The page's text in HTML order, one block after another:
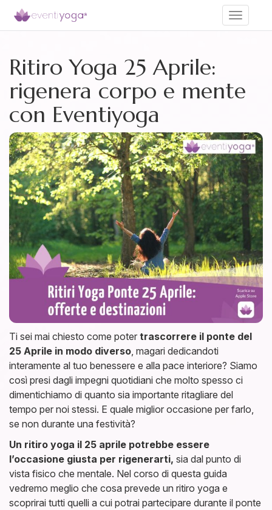
Toggle
Ritiro Yoga 25 Aprile:
rigenera corpo e mente
con Eventiyoga
Ti sei mai chiesto come poter trascorrere il ponte del
25 Aprile in modo diverso , magari dedicandoti
interamente al tuo benessere e alla pace interiore? Siamo
così presi dagli impegni quotidiani che molto spesso ci
dimentichiamo di quanto sia importante ritagliare del
tempo per noi stessi. E quale miglior occasione per farlo,
se non durante una festività?
Un ritiro yoga il 25 aprile potrebbe essere
l’occasione giusta per rigenerarti, sia dal punto di
vista fisico che mentale. Nel corso di questa guida
vedremo meglio che cosa prevede un ritiro yoga e
scoprirai tutti quelli a cui potrai partecipare durante il ponte